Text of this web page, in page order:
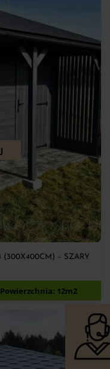
– SZARY
Powierzchnia: 12m2